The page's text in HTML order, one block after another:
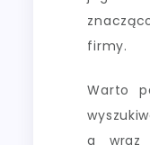
firmy.
Warto
a wraz